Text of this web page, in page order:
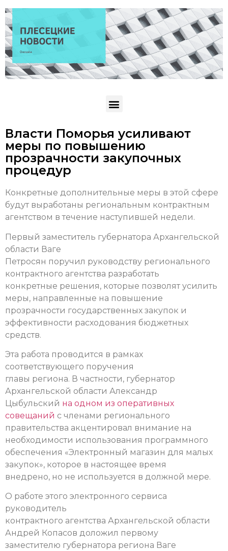
Власти Поморья усиливают
меры по повышению
прозрачности закупочных
процедур
Конкретные дополнительные меры в этой сфере
будут выработаны региональным контрактным
агентством в течение наступившей недели.
Первый заместитель губернатора Архангельской
области Ваге
Петросян поручил руководству регионального
контрактного агентства разработать
конкретные решения, которые позволят усилить
меры, направленные на повышение
прозрачности государственных закупок и
эффективности расходования бюджетных
средств.
Эта работа проводится в рамках
соответствующего поручения
главы региона. В частности, губернатор
Архангельской области Александр
Цыбульский на одном из оперативных
совещаний с членами регионального
правительства акцентировал внимание на
необходимости использования программного
обеспечения «Электронный магазин для малых
закупок», которое в настоящее время
внедрено, но не используется в должной мере.
О работе этого электронного сервиса
руководитель
контрактного агентства Архангельской области
Андрей Копасов доложил первому
заместителю губернатора региона Ваге